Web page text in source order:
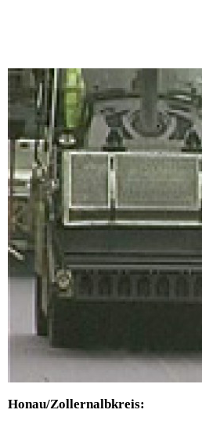
Honau/Zollernalbkreis: